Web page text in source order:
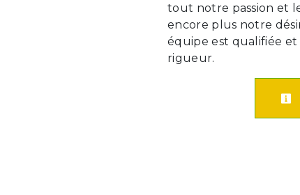
tout notre passion et
encore plus notre
équipe est qualifiée
rigueur.